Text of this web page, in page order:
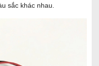
sắc khác nhau.